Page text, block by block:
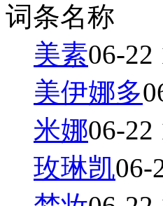
词条名称
美素06-22
美伊娜多
米娜06-22
玫琳凯06-